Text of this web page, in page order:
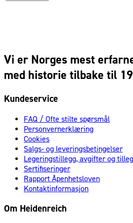
Vi er Norges mest
med historie tilbake til
Kundeservice
FAQ / Ofte stilte spørsmål
Personvernerklæring
Cookies
Salgs- og leveringsbetingelser
Legeringstillegg, avgifter og
Sertifiseringer
Rapport Åpenhetsloven
Kontaktinformasjon
Om Heidenreich